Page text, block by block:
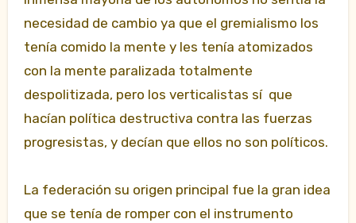
necesidad de cambio ya que el gremialismo los
tenía comido la mente y les tenía atomizados
con la mente paralizada totalmente
despolitizada, pero los verticalistas sí que
hacían política destructiva contra las fuerzas
progresistas, y decían que ellos no son políticos.
La federación su origen principal fue la gran idea
que se tenía de romper con el instrumento